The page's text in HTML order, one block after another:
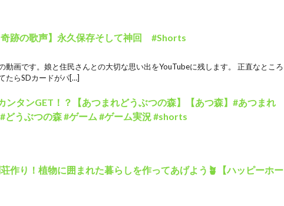
跡の歌声】永久保存そして神回 #Shorts
動画です。娘と住民さんとの大切な思い出をYouTubeに残します。 正直なところ
たらSDカードがパ[…]
ンタンGET！？【あつまれどうぶつの森】【あつ森】#あつまれ
どうぶつの森 #ゲーム #ゲーム実況 #shorts
荘作り！植物に囲まれた暮らしを作ってあげよう🪴【ハッピーホー